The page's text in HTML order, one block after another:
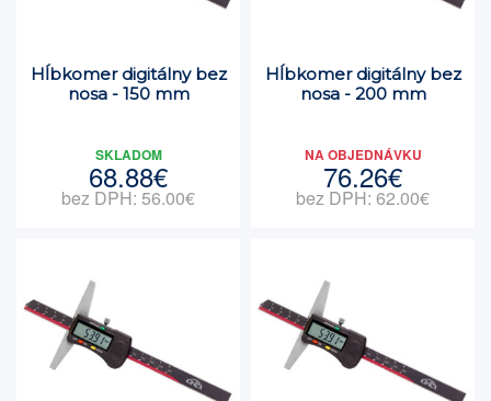
Hĺbkomer digitálny bez
nosa - 150 mm
SKLADOM
68.88€
bez DPH: 56.00€
Hĺbkomer digitálny bez
nosa - 200 mm
NA OBJEDNÁVKU
76.26€
bez DPH: 62.00€